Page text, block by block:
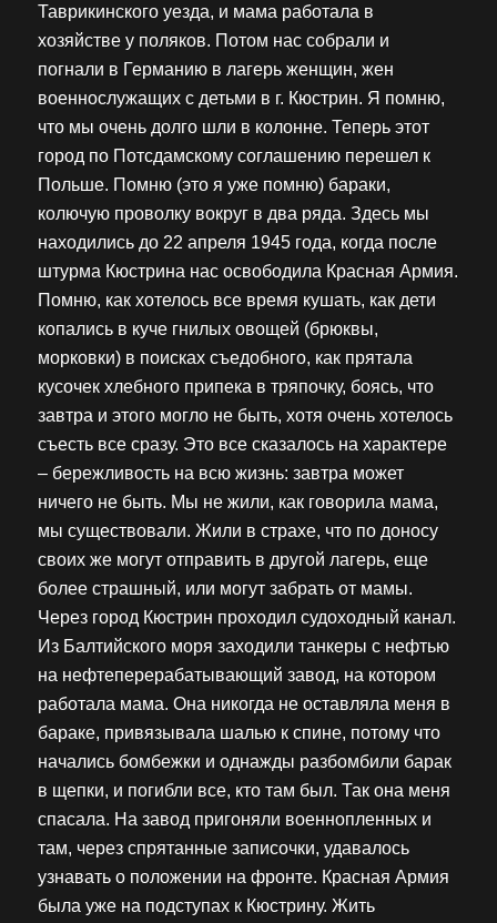
Таврикинского уезда, и мама работала в
хозяйстве у поляков. Потом нас собрали и
погнали в Германию в лагерь женщин, жен
военнослужащих с детьми в г. Кюстрин. Я помню,
что мы очень долго шли в колонне. Теперь этот
город по Потсдамскому соглашению перешел к
Польше. Помню (это я уже помню) бараки,
колючую проволку вокруг в два ряда. Здесь мы
находились до 22 апреля 1945 года, когда после
штурма Кюстрина нас освободила Красная Армия.
Помню, как хотелось все время кушать, как дети
копались в куче гнилых овощей (брюквы,
морковки) в поисках съедобного, как прятала
кусочек хлебного припека в тряпочку, боясь, что
завтра и этого могло не быть, хотя очень хотелось
съесть все сразу. Это все сказалось на характере
– бережливость на всю жизнь: завтра может
ничего не быть. Мы не жили, как говорила мама,
мы существовали. Жили в страхе, что по доносу
своих же могут отправить в другой лагерь, еще
более страшный, или могут забрать от мамы.
Через город Кюстрин проходил судоходный канал.
Из Балтийского моря заходили танкеры с нефтью
на нефтеперерабатывающий завод, на котором
работала мама. Она никогда не оставляла меня в
бараке, привязывала шалью к спине, потому что
начались бомбежки и однажды разбомбили барак
в щепки, и погибли все, кто там был. Так она меня
спасала. На завод пригоняли военнопленных и
там, через спрятанные записочки, удавалось
узнавать о положении на фронте. Красная Армия
была уже на подступах к Кюстрину. Жить